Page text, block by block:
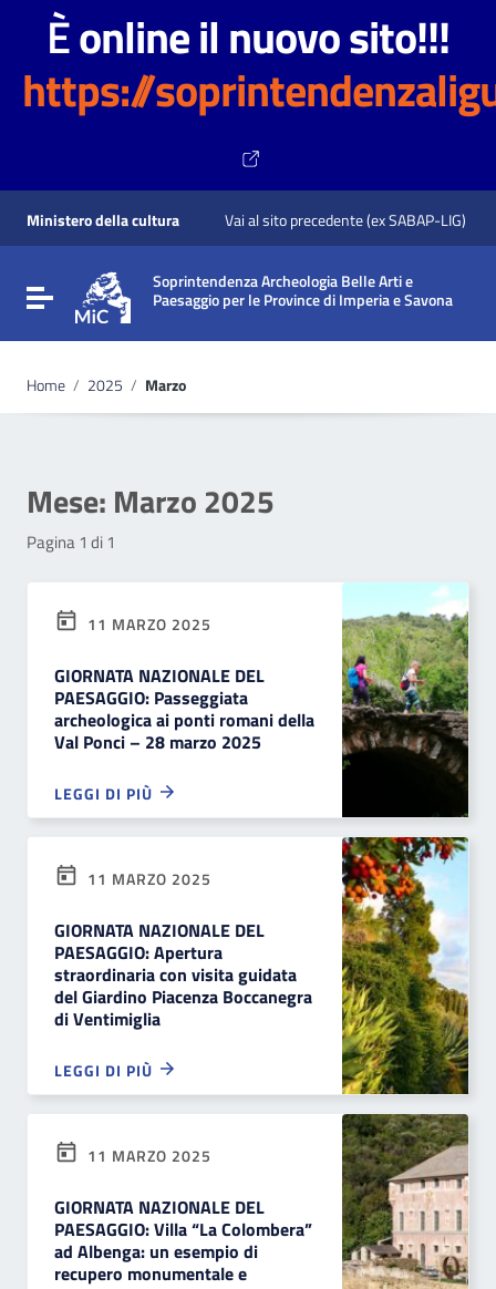
Èonline il nuovo sito!!!
https://
Vai ai contenuti
Vai al menu di navigazione
Vai al footer
Ministero della cultura Vai al sito precedente (ex SABAP-LIG)
Attiva / disattiva la navigazione
Soprintendenza Archeologia Belle Arti e
Paesaggio per le Province di Imperia e Savona
Home / 2025 / Marzo
Mese: Marzo 2025
Pagina 1 di 1
11 MARZO 2025
GIORNATA NAZIONALE DEL
PAESAGGIO: Passeggiata
archeologica ai ponti romani della
Val Ponci – 28 marzo 2025
LEGGI DI PIÙ
11 MARZO 2025
GIORNATA NAZIONALE DEL
PAESAGGIO: Apertura
straordinaria con visita guidata
del Giardino Piacenza Boccanegra
di Ventimiglia
LEGGI DI PIÙ
11 MARZO 2025
GIORNATA NAZIONALE DEL
PAESAGGIO: Villa “La Colombera”
ad Albenga: un esempio di
recupero monumentale e